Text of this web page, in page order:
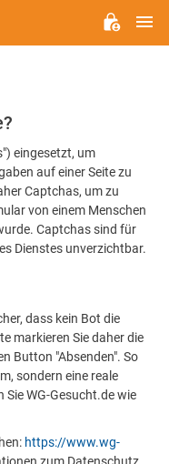
eingesetzt, um
auf einer Seite zu
Captchas, um zu
von einem Menschen
Captchas sind für
Dienstes unverzichtbar.
dass kein Bot die
markieren Sie daher die
Button "Absenden". So
sondern eine reale
Sie WG-Gesucht.de wie
https://www.wg-